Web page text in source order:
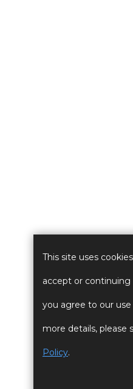
This site uses
accept or continuing
you agree to our
more details, please
Policy.